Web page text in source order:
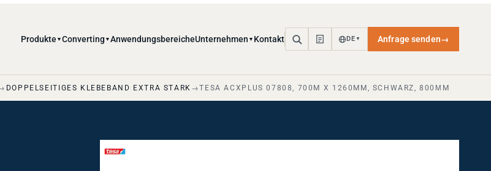
Produkte Converting AnwendungsbereicheUnternehmen Kontakt DE Anfrage senden
DOPPELSEITIGES KLEBEBAND EXTRA STARK TESA ACXPLUS 07808, 700M X 1260MM, SCHWARZ, 800ΜM